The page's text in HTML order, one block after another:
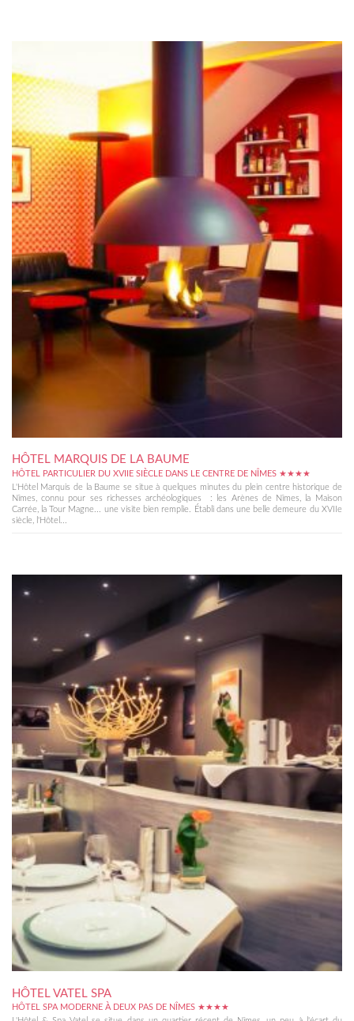
HÔTEL MARQUIS DE LA BAUME
HÔTEL PARTICULIER DU XVIIE SIÈCLE DANS LE CENTRE DE NÎMES ★★★★
L'Hôtel Marquis de la Baume se situe à quelques minutes du plein centre historique de
Nîmes, connu pour ses richesses archéologiques : les Arènes de Nîmes, la Maison
Carrée, la Tour Magne... une visite bien remplie. Établi dans une belle demeure du XVIIe
siècle, l'Hôtel...
HÔTEL VATEL SPA
HÔTEL SPA MODERNE À DEUX PAS DE NÎMES ★★★★